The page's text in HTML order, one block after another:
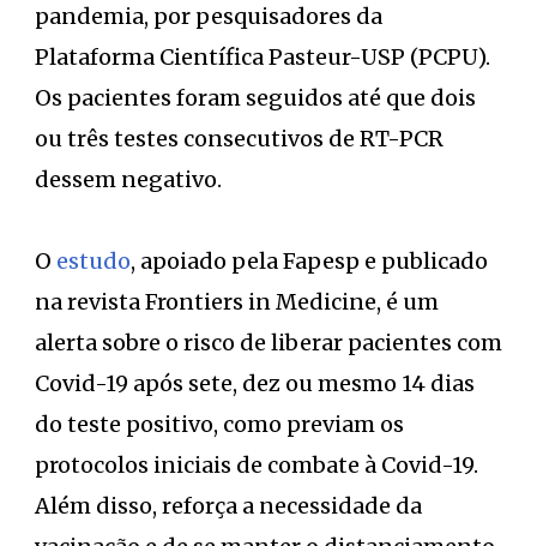
pandemia, por pesquisadores da
Plataforma Científica Pasteur-USP (PCPU).
Os pacientes foram seguidos até que dois
ou três testes consecutivos de RT-PCR
dessem negativo.
O estudo, apoiado pela Fapesp e publicado
na revista Frontiers in Medicine, é um
alerta sobre o risco de liberar pacientes com
Covid-19 após sete, dez ou mesmo 14 dias
do teste positivo, como previam os
protocolos iniciais de combate à Covid-19.
Além disso, reforça a necessidade da